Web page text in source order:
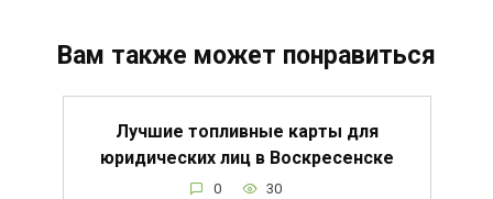
Вам также может понравиться
Лучшие топливные карты для
юридических лиц в Воскресенске
0 30